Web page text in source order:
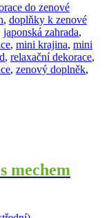
do zenové
, doplňky k zenové
japonská zahrada,
, mini krajina, mini
, relaxační dekorace,
, zenový doplněk,
mechem